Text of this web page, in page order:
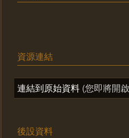
資源連結
連結到原始資料 (您即將開
後設資料